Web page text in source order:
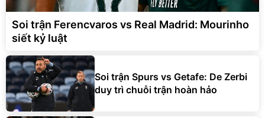
Soi trận Ferencvaros vs Real Madrid: Mourinho
siết kỷ luật
Soi trận Spurs vs Getafe: De Zerbi
duy trì chuỗi trận hoàn hảo